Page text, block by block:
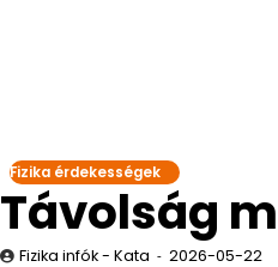
Fizika érdekességek
Távolság
Fizika infók - Kata 2026-05-22